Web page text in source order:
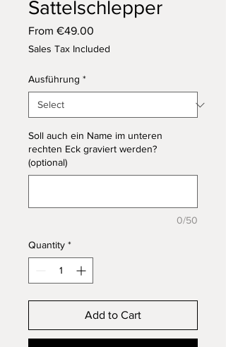
Sattelschlepper
From €49.00
Sales Tax Included
Ausführung *
Soll auch ein Name im unteren
rechten Eck graviert werden?
(optional)
0/50
Quantity *
Add to Cart